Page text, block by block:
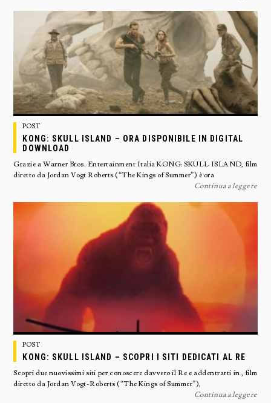
POST
KONG: SKULL ISLAND – ORA DISPONIBILE IN DIGITAL
DOWNLOAD
Grazie a Warner Bros. Entertainment Italia KONG: SKULL ISLAND, film
diretto da Jordan Vogt Roberts (“The Kings of Summer”) è ora
Continua a leggere
POST
KONG: SKULL ISLAND – SCOPRI I SITI DEDICATI AL RE
Scopri due nuovissimi siti per conoscere davvero il Re e addentrarti in , film
diretto da Jordan Vogt-Roberts (“The Kings of Summer”),
Continua a leggere